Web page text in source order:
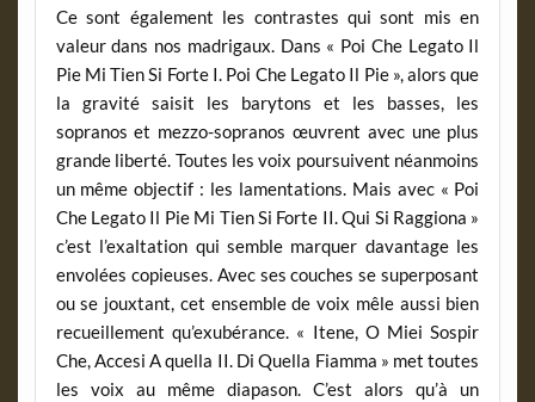
Ce sont également les contrastes qui sont mis en
valeur dans nos madrigaux. Dans « Poi Che Legato Il
Pie Mi Tien Si Forte I. Poi Che Legato Il Pie », alors que
la gravité saisit les barytons et les basses, les
sopranos et mezzo-sopranos œuvrent avec une plus
grande liberté. Toutes les voix poursuivent néanmoins
un même objectif : les lamentations. Mais avec « Poi
Che Legato Il Pie Mi Tien Si Forte II. Qui Si Raggiona »
c’est l’exaltation qui semble marquer davantage les
envolées copieuses. Avec ses couches se superposant
ou se jouxtant, cet ensemble de voix mêle aussi bien
recueillement qu’exubérance. « Itene, O Miei Sospir
Che, Accesi A quella II. Di Quella Fiamma » met toutes
les voix au même diapason. C’est alors qu’à un